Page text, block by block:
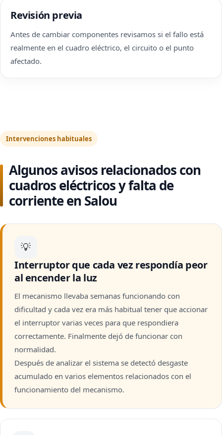
Revisión previa
Antes de cambiar componentes revisamos si el fallo está
realmente en el cuadro eléctrico, el circuito o el punto
afectado.
Intervenciones habituales
Algunos avisos relacionados con
cuadros eléctricos y falta de
corriente en Salou
💡
Interruptor que cada vez respondía peor
al encender la luz
El mecanismo llevaba semanas funcionando con
dificultad y cada vez era más habitual tener que accionar
el interruptor varias veces para que respondiera
correctamente. Finalmente dejó de funcionar con
normalidad.
Después de analizar el sistema se detectó desgaste
acumulado en varios elementos relacionados con el
funcionamiento del mecanismo.